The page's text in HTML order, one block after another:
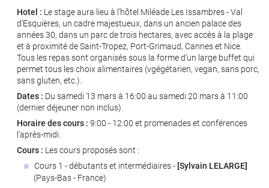
Hotel : Le stage aura lieu à l’hôtel Miléade Les Issambres - Val
d’Esquières, un cadre majestueux, dans un ancien palace des
années 30, dans un parc de trois hectares, avec accès à la plage
et à proximité de Saint-Tropez, Port-Grimaud, Cannes et Nice.
Tous les repas sont organisés sous la forme d’un large buffet qui
permet tous les choix alimentaires (vgégétarien, vegan, sans porc,
sans gluten, etc.).
Dates : Du samedi 13 mars à 16:00 au samedi 20 mars à 11:00
(dernier déjeuner non inclus).
Horaire des cours : 9:00 - 12:00 et promenades et conférences
l’après-midi.
Cours : Les cours proposés sont :
Cours 1 - débutants et intermédiaires - [Sylvain LELARGE]
(Pays-Bas - France)